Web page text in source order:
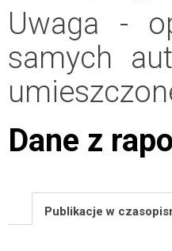
Uwaga -
samych
Dane z
Publikacje w